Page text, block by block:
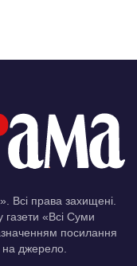
Всі права захищені.
газети «Всі Суми
посилання
на джерело.